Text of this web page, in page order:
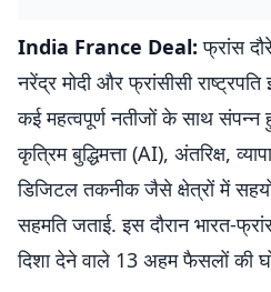
India France Deal: फ्रांस
नरेंद्र मोदी और फ्रांसीसी
कई महत्वपूर्ण नतीजों के साथ संपन्न
कृत्रिम बुद्धिमत्ता (AI), अंतरिक्ष,
डिजिटल तकनीक जैसे क्षेत्रों में
सहमति जताई. इस दौरान भारत-
दिशा देने वाले 13 अहम फैसलों की